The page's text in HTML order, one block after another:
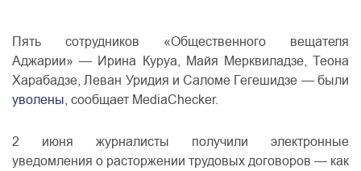
Пять сотрудников «Общественного вещателя
Аджарии» — Ирина Куруа, Майя Мерквиладзе, Теона
Харабадзе, Леван Уридия и Саломе Гегешидзе — были
уволены, сообщает MediaChecker.
2 июня журналисты получили электронные
уведомления о расторжении трудовых договоров — как